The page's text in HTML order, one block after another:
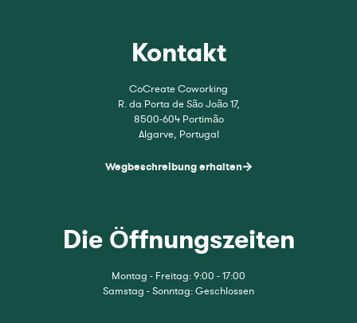
Kontakt
CoCreate Coworking
R. da Porta de São João 17,
8500-604 Portimão
Algarve, Portugal
Wegbeschreibung erhalten
Die Öffnungszeiten
Montag - Freitag: 9:00 - 17:00
Samstag - Sonntag: Geschlossen